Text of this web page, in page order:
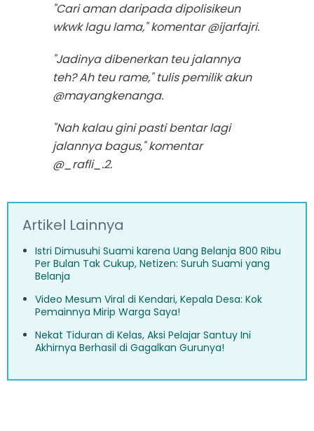
"Cari aman daripada dipolisikeun
wkwk lagu lama," komentar @ijarfajri.
"Jadinya dibenerkan teu jalannya
teh? Ah teu rame," tulis pemilik akun
@mayangkenanga.
"Nah kalau gini pasti bentar lagi
jalannya bagus," komentar
@_rafli_.2.
Artikel Lainnya
Istri Dimusuhi Suami karena Uang Belanja 800 Ribu
Per Bulan Tak Cukup, Netizen: Suruh Suami yang
Belanja
Video Mesum Viral di Kendari, Kepala Desa: Kok
Pemainnya Mirip Warga Saya!
Nekat Tiduran di Kelas, Aksi Pelajar Santuy Ini
Akhirnya Berhasil di Gagalkan Gurunya!